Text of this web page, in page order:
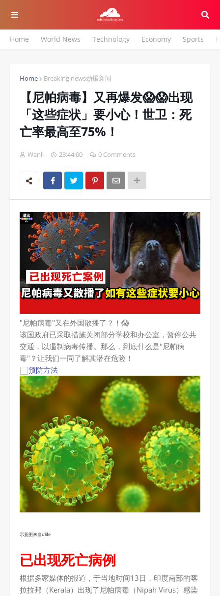
Home World News Technology Economy Sports
Home Breaking news劲爆新闻
【尼帕病毒】又再爆发😱😱出现
「这些症状」要小心！世卫：死
亡率最高至75%！
Wanli 23:44:00 0 Comments
"尼帕病毒"又在外国散播了？！😱
该国政府已采取措施关闭部分学校和办公室，暂停公共
交通，以遏制病毒传播。那么，到底什么是"尼帕病
毒"？让我们一同了解其潜在危险！
预防方法
示意图来自ulife
已出现死亡病例
根据多家媒体的报道，于当地时间13日，印度南部的喀
拉拉邦（Kerala）出现了尼帕病毒（Nipah Virus）感染